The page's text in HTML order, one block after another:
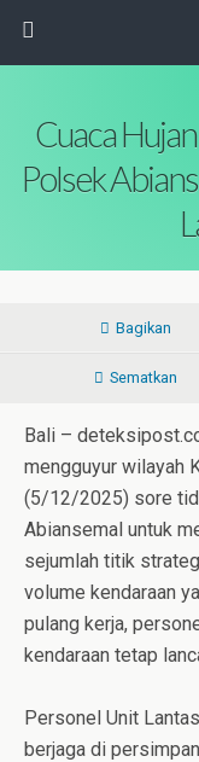
Cuaca
Polsek
Bagikan
Sematkan
Bali –
mengguyur wilayah
(5/12/2025) sore
Abiansemal untuk
sejumlah titik
volume kendaraan
pulang kerja,
kendaraan tetap
Personel Unit
berjaga di